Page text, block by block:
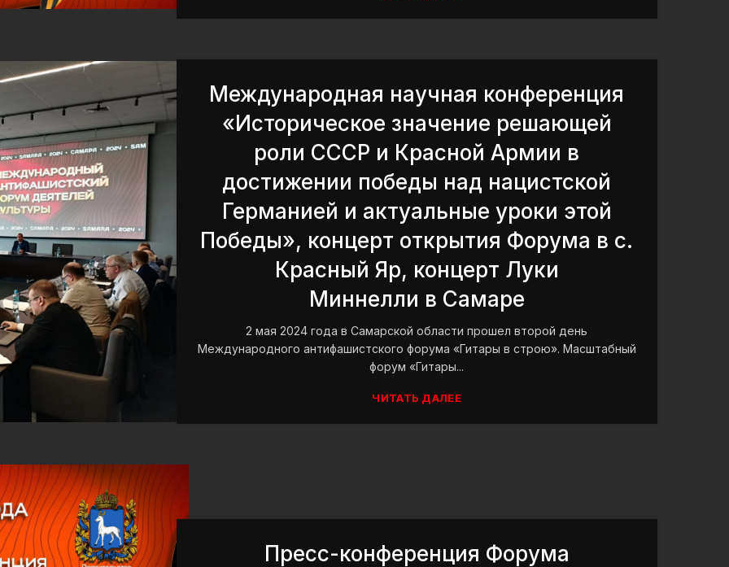
Международная научная конференция
«Историческое значение решающей
роли СССР и Красной Армии в
достижении победы над нацистской
Германией и актуальные уроки этой
Победы», концерт открытия Форума в с.
Красный Яр, концерт Луки
Миннелли в Самаре
2 мая 2024 года в Самарской области прошел второй день
Международного антифашистского форума «Гитары в строю». Масштабный
форум «Гитары...
ЧИТАТЬ ДАЛЕЕ
Пресс-конференция Форума